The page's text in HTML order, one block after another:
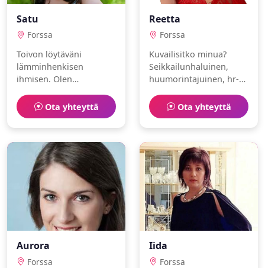
Satu
Forssa
Toivon löytäväni
lämminhenkisen
ihmisen. Olen
valokuvaaja, joka nauttii
juoksu ja kokkaus.
Ota yhteyttä
Reetta
Forssa
Kuvailisitko minua?
Seikkailunhaluinen,
huumorintajuinen, hr-
eläimet ja pilates.
Ota yhteyttä
Aurora
Forssa
Iida
Forssa